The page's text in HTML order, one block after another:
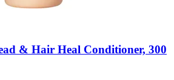
& Hair Heal Conditioner, 300